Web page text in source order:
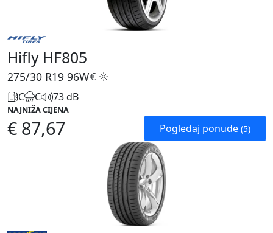
Hifly HF805
275/30 R19 96W
C C 73 dB
NAJNIŽA CIJENA
€ 87,67 Pogledaj ponude (5)